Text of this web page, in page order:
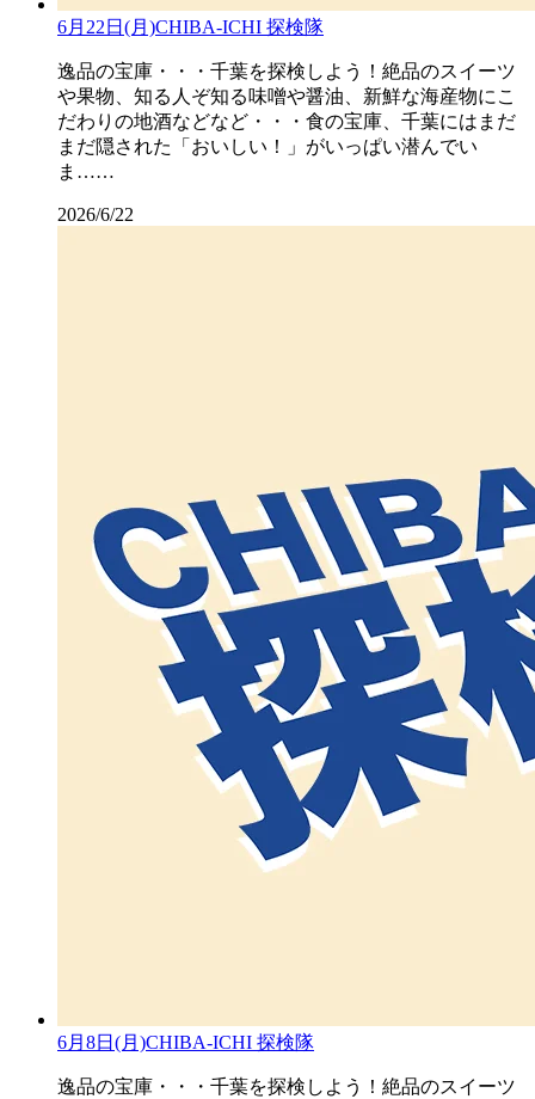
6月22日(月)CHIBA-ICHI 探検隊
逸品の宝庫・・・千葉を探検しよう！絶品のスイーツ
や果物、知る人ぞ知る味噌や醤油、新鮮な海産物にこ
だわりの地酒などなど・・・食の宝庫、千葉にはまだ
まだ隠された「おいしい！」がいっぱい潜んでい
ま……
2026/6/22
6月8日(月)CHIBA-ICHI 探検隊
逸品の宝庫・・・千葉を探検しよう！絶品のスイーツ